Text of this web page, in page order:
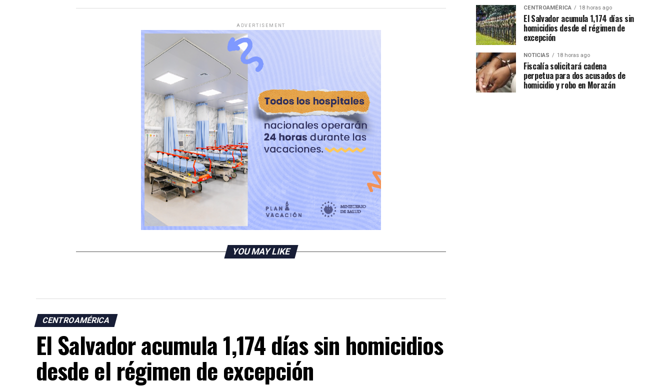
ADVERTISEMENT
YOU MAY LIKE
CENTROAMÉRICA
El Salvador acumula 1,174 días sin homicidios
desde el régimen de excepción
CENTROAMÉRICA 18 horas ago
El Salvador acumula 1,174 días sin
homicidios desde el régimen de
excepción
NOTICIAS 18 horas ago
Fiscalía solicitará cadena
perpetua para dos acusados de
homicidio y robo en Morazán